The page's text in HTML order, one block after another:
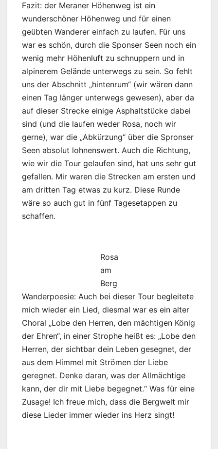
Fazit: der Meraner Höhenweg ist ein
wunderschöner Höhenweg und für einen
geübten Wanderer einfach zu laufen. Für uns
war es schön, durch die Sponser Seen noch ein
wenig mehr Höhenluft zu schnuppern und in
alpinerem Gelände unterwegs zu sein. So fehlt
uns der Abschnitt „hintenrum“ (wir wären dann
einen Tag länger unterwegs gewesen), aber da
auf dieser Strecke einige Asphaltstücke dabei
sind (und die laufen weder Rosa, noch wir
gerne), war die „Abkürzung“ über die Spronser
Seen absolut lohnenswert. Auch die Richtung,
wie wir die Tour gelaufen sind, hat uns sehr gut
gefallen. Mir waren die Strecken am ersten und
am dritten Tag etwas zu kurz. Diese Runde
wäre so auch gut in fünf Tagesetappen zu
schaffen.
Rosa
am
Berg
Wanderpoesie: Auch bei dieser Tour begleitete
mich wieder ein Lied, diesmal war es ein alter
Choral „Lobe den Herren, den mächtigen König
der Ehren“, in einer Strophe heißt es: „Lobe den
Herren, der sichtbar dein Leben gesegnet, der
aus dem Himmel mit Strömen der Liebe
geregnet. Denke daran, was der Allmächtige
kann, der dir mit Liebe begegnet.“ Was für eine
Zusage! Ich freue mich, dass die Bergwelt mir
diese Lieder immer wieder ins Herz singt!